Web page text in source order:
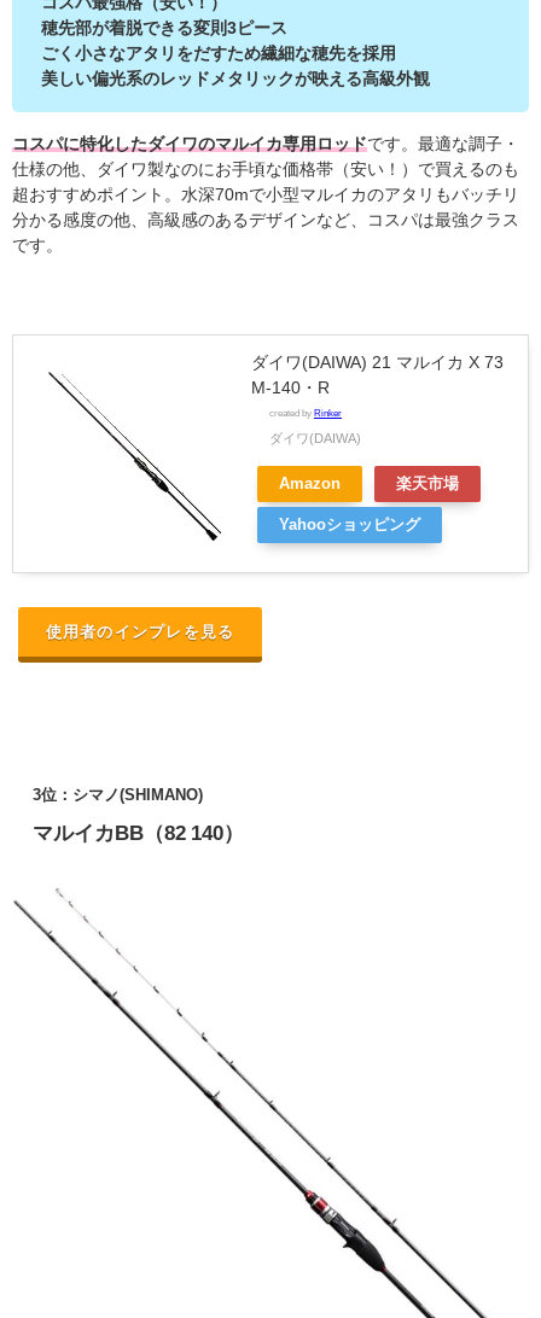
穂先部が着脱できる変則3ピース
ごく小さなアタリをだすため繊細な穂先を採用
美しい偏光系のレッドメタリックが映える高級外観
コスパに特化したダイワのマルイカ専用ロッドです。最適な調子・
仕様の他、ダイワ製なのにお手頃な価格帯（安い！）で買えるのも
超おすすめポイント。水深70mで小型マルイカのアタリもバッチリ
分かる感度の他、高級感のあるデザインなど、コスパは最強クラス
です。
ダイワ(DAIWA) 21 マルイカ X 73
M-140・R
created by Rinker
ダイワ(DAIWA)
Amazon 楽天市場
Yahooショッピング
使用者のインプレを見る
3位：シマノ(SHIMANO)
マルイカBB（82 140）